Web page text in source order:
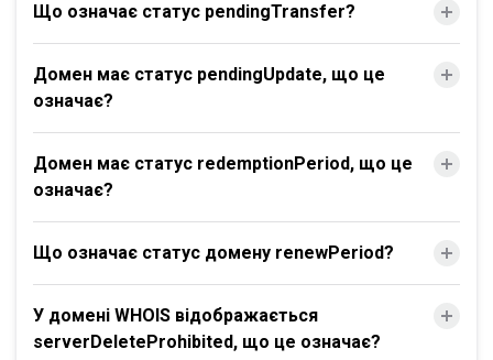
Що означає статус pendingTransfer?
Домен має статус pendingUpdate, що це
означає?
Домен має статус redemptionPeriod, що це
означає?
Що означає статус домену renewPeriod?
У домені WHOIS відображається
serverDeleteProhibited, що це означає?